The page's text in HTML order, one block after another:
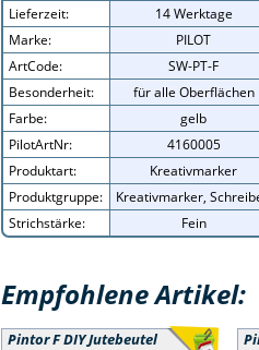
Lieferzeit:
14 Werktage
Marke:
PILOT
ArtCode:
SW-PT-F
Besonderheit:
für alle Oberflächen
Farbe:
gelb
PilotArtNr:
4160005
Produktart:
Kreativmarker
Produktgruppe:
Kreativmarker,
Strichstärke:
Fein
Empfohlene Artikel:
Pintor F DIY Jutebeutel